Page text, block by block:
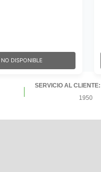
NO DISPONIBLE
SERVICIO AL CLIENTE:
1950